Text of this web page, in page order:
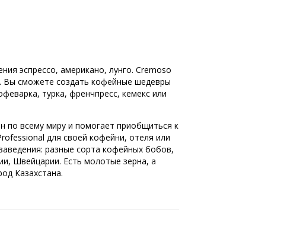
эспрессо, американо, лунго. Cremoso
Вы сможете создать кофейные шедевры
турка, френчпресс, кемекс или
по всему миру и помогает приобщиться к
для своей кофейни, отеля или
разные сорта кофейных бобов,
Швейцарии. Есть молотые зерна, а
Казахстана.